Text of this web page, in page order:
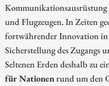
und Flugzeugen. In Zeiten
fortwährender Innovation
Sicherstellung des Zugangs
Seltenen Erden deshalb zu
für Nationenrund um den